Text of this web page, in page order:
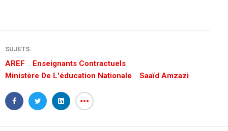
SUJETS
AREF
Enseignants Contractuels
Ministère De L'éducation Nationale
Saaïd Amzazi